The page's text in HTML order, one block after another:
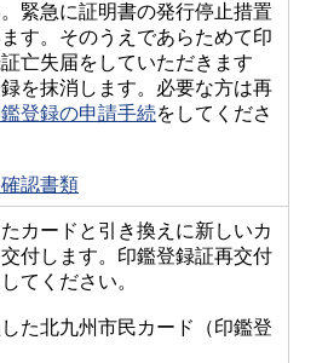
緊急に証明書の発行停止措置
す。そのうえであらためて印
亡失届をしていただきます
を抹消します。必要な方は再
登録の申請手続をしてくださ
認書類
カードと引き換えに新しいカ
付します。印鑑登録証再交付
てください。
した北九州市民カード（印鑑登